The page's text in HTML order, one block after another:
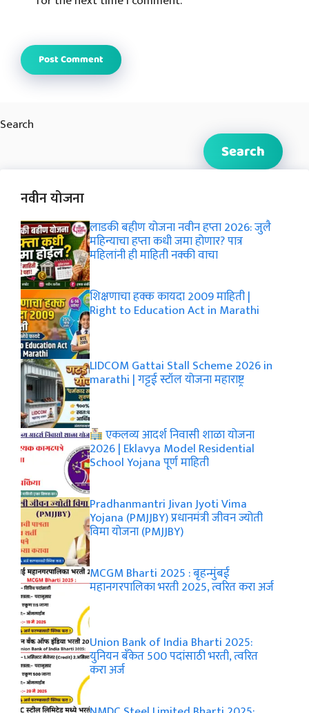
Search
Search
नवीन योजना
लाडकी बहीण योजना नवीन हप्ता 2026: जुलै
महिन्याचा हप्ता कधी जमा होणार? पात्र
महिलांनी ही माहिती नक्की वाचा
शिक्षणाचा हक्क कायदा 2009 माहिती |
Right to Education Act in Marathi
LIDCOM Gattai Stall Scheme 2026 in
marathi | गट्टई स्टॉल योजना महाराष्ट्र
एकलव्य आदर्श निवासी शाळा योजना
2026 | Eklavya Model Residential
School Yojana पूर्ण माहिती
Pradhanmantri Jivan Jyoti Vima
Yojana (PMJJBY) प्रधानमंत्री जीवन ज्योती
विमा योजना (PMJJBY)
MCGM Bharti 2025 : बृहन्मुंबई
महानगरपालिका भरती 2025, त्वरित करा अर्ज
Union Bank of India Bharti 2025:
युनियन बँकेत 500 पदांसाठी भरती, त्वरित
करा अर्ज